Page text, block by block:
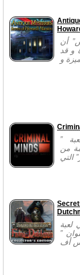
أن
و قد
” كريمينل مايندز” هي لعبة
من
لعبة
”